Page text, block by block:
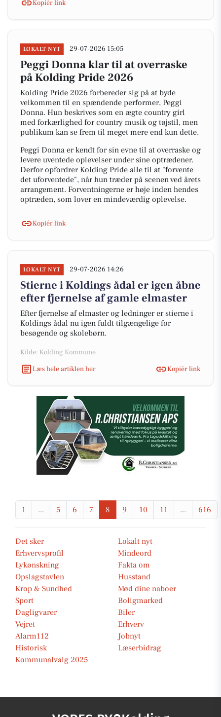
Kopiér link
LOKALT NYT 29-07-2026 15:05
Peggi Donna klar til at overraske
på Kolding Pride 2026
Kolding Pride 2026 forbereder sig på at byde
velkommen til en spændende performer, Peggi
Donna. Hun beskrives som en ægte country girl
med forkærlighed for country musik og tøjstil, men
publikum kan se frem til meget mere end kun dette.
Peggi Donna er kendt for sin evne til at overraske og
levere uventede oplevelser under sine optrædener.
Derfor opfordrer Kolding Pride alle til at "forvente
det uforventede", når hun træder på scenen ved årets
arrangement. Forventningerne er høje inden hendes
optræden, som lover en mindeværdig oplevelse.
Kopiér link
LOKALT NYT 29-07-2026 14:26
Stierne i Koldings ådal er igen åbne
efter fjernelse af gamle elmaster
Efter fjernelse af elmaster og ledninger er stierne i
Koldings ådal nu igen fuldt tilgængelige for
besøgende og skolebørn.
Kilde: Kolding Kommune
Læs hele artiklen her
Kopiér link
1 ... 5 6 7 8 9 10 11 ... 616
Det sker
Lokalt nyt
Erhvervsprofil
Mindeord
Lykønskning
Fakta om
Opslagstavlen
Husstand
Krop & Sundhed
Mød dine naboer
Sport
Boligmarked
Dagligvarer
Biler
Vejret
Erhverv
Alarm112
Jobnyt
Historisk
Læserbidrag
Kommunalvalg 2025